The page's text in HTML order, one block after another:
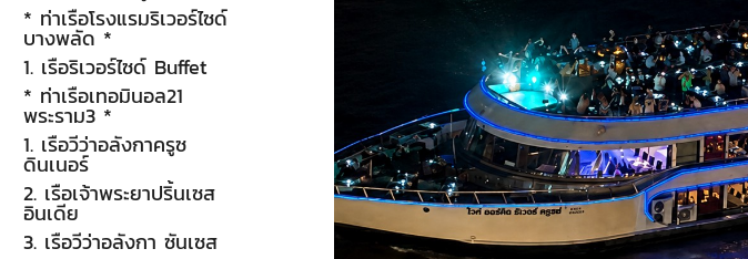
* ท่าเรือโรงแรมริเวอร์ไซด์
บางพลัด *
1. เรือริเวอร์ไซด์ Buffet
* ท่าเรือเทอมินอล21
พระราม3 *
1. เรือวีว่าอลังกาครูซ
ดินเนอร์
2. เรือเจ้าพระยาปริ้นเซส
อินเดีย
3. เรือวีว่าอลังกา ซันเซส